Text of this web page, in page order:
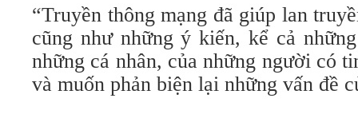
“Truyền thông mạng đã giúp lan
cũng như những ý kiến, kể cả
những cá nhân, của những người có
và muốn phản biện lại những vấn đề